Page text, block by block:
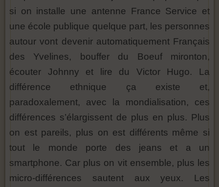
si on installe une antenne France Service et
une école publique quelque part, les personnes
autour vont devenir automatiquement Français
des Yvelines, bouffer du Boeuf mironton,
écouter Johnny et lire du Victor Hugo. La
différence ethnique ça existe et,
paradoxalement, avec la mondialisation, ces
différences s’élargissent de plus en plus. Plus
on est pareils, plus on est différents même si
tout le monde porte des jeans et a un
smartphone. Car plus on vit ensemble, plus les
micro-différences sautent aux yeux. Les